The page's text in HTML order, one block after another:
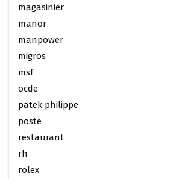
magasinier
manor
manpower
migros
msf
ocde
patek philippe
poste
restaurant
rh
rolex